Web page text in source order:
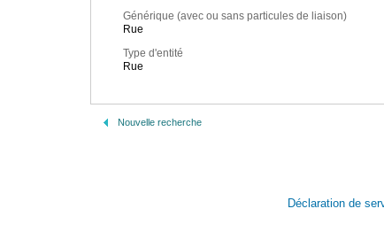
Générique (avec ou sans particules de liaison)
Rue
Type d'entité
Rue
Nouvelle recherche
Déclaration de